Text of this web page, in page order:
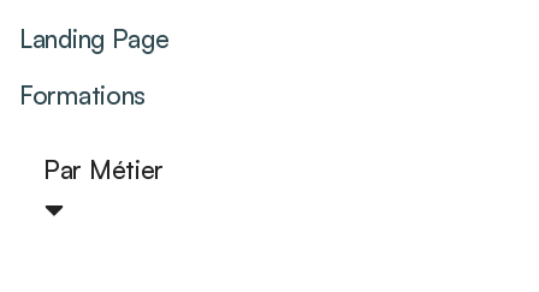
Landing Page
Formations
Par Métier